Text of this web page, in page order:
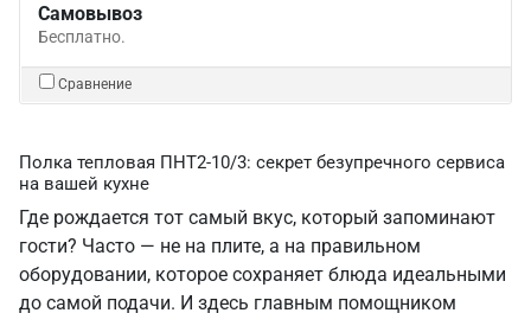
Самовывоз
Бесплатно.
Сравнение
Полка тепловая ПНТ2-10/3: секрет безупречного сервиса
на вашей кухне
Где рождается тот самый вкус, который запоминают
гости? Часто — не на плите, а на правильном
оборудовании, которое сохраняет блюда идеальными
до самой подачи. И здесь главным помощником